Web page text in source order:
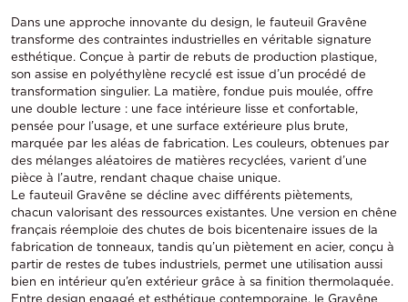
Dans une approche innovante du design, le fauteuil Gravêne
transforme des contraintes industrielles en véritable signature
esthétique. Conçue à partir de rebuts de production plastique,
son assise en polyéthylène recyclé est issue d’un procédé de
transformation singulier. La matière, fondue puis moulée, offre
une double lecture : une face intérieure lisse et confortable,
pensée pour l’usage, et une surface extérieure plus brute,
marquée par les aléas de fabrication. Les couleurs, obtenues par
des mélanges aléatoires de matières recyclées, varient d’une
pièce à l’autre, rendant chaque chaise unique.
Le fauteuil Gravêne se décline avec différents piètements,
chacun valorisant des ressources existantes. Une version en chêne
français réemploie des chutes de bois bicentenaire issues de la
fabrication de tonneaux, tandis qu’un piètement en acier, conçu à
partir de restes de tubes industriels, permet une utilisation aussi
bien en intérieur qu’en extérieur grâce à sa finition thermolaquée.
Entre design engagé et esthétique contemporaine, le Gravêne